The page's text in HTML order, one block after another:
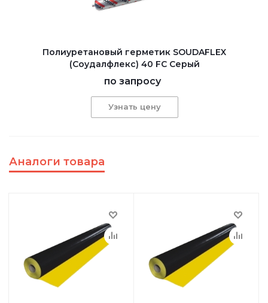
Полиуретановый герметик SOUDAFLEX
(Соудалфлекс) 40 FC Серый
по запросу
Узнать цену
Аналоги товара